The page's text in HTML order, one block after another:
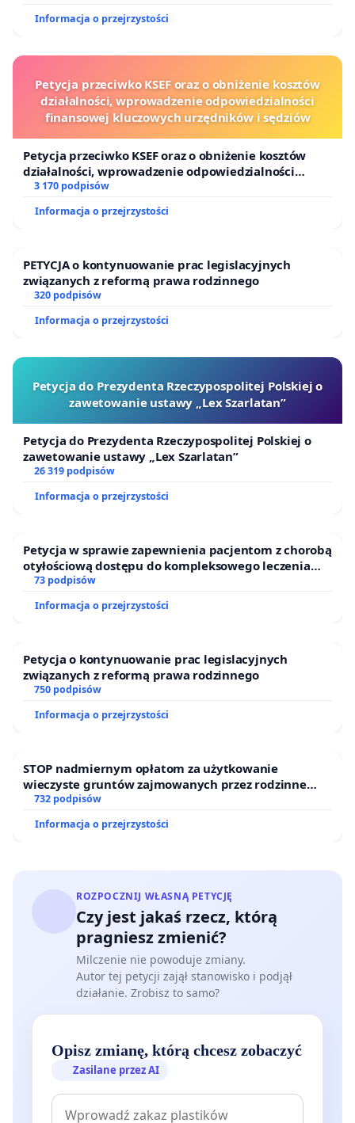
Informacja o przejrzystości
Petycja przeciwko KSEF oraz o obniżenie kosztów
działalności, wprowadzenie odpowiedzialności
finansowej kluczowych urzędników i sędziów
Petycja przeciwko KSEF oraz o obniżenie kosztów
działalności, wprowadzenie odpowiedzialności
finansowej kluczowych urzędników i sędziów
3 170 podpisów
Informacja o przejrzystości
PETYCJA o kontynuowanie prac legislacyjnych
związanych z reformą prawa rodzinnego
320 podpisów
Informacja o przejrzystości
Petycja do Prezydenta Rzeczypospolitej Polskiej o
zawetowanie ustawy „Lex Szarlatan”
Petycja do Prezydenta Rzeczypospolitej Polskiej o
zawetowanie ustawy „Lex Szarlatan”
26 319 podpisów
Informacja o przejrzystości
Petycja w sprawie zapewnienia pacjentom z chorobą
otyłościową dostępu do kompleksowego leczenia
oraz programów profilaktycznych.
73 podpisów
Informacja o przejrzystości
Petycja o kontynuowanie prac legislacyjnych
związanych z reformą prawa rodzinnego
750 podpisów
Informacja o przejrzystości
STOP nadmiernym opłatom za użytkowanie
wieczyste gruntów zajmowanych przez rodzinne
ogrody działkowe.
732 podpisów
Informacja o przejrzystości
ROZPOCZNIJ WŁASNĄ PETYCJĘ
Czy jest jakaś rzecz, którą
pragniesz zmienić?
Milczenie nie powoduje zmiany.
Autor tej petycji zajął stanowisko i podjął
działanie. Zrobisz to samo?
Opisz zmianę, którą chcesz zobaczyć
Zasilane przez AI